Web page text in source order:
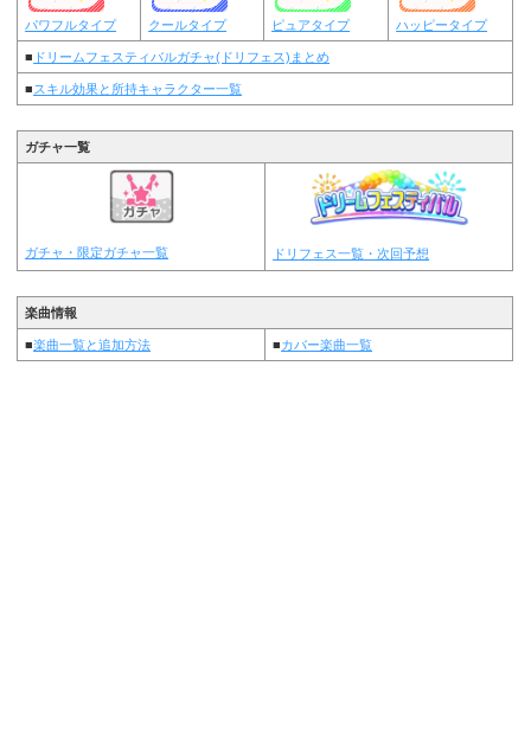
パワフルタイプ クールタイプ ピュアタイプ ハッピータイプ
■ ドリームフェスティバルガチャ(ドリフェス)まとめ
■スキル効果と所持キャラクター一覧
ガチャ一覧
ガチャ・限定ガチャ一覧 ドリフェス一覧・次回予想
楽曲情報
■楽曲一覧と追加方法 ■カバー楽曲一覧